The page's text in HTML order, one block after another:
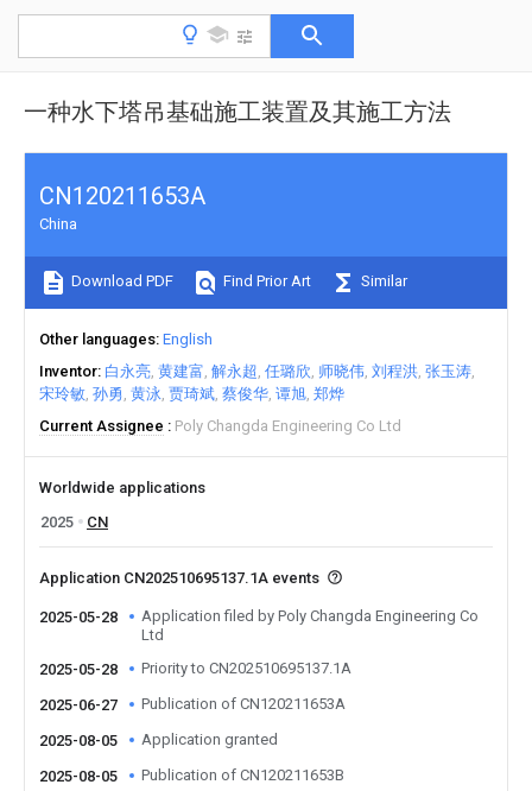
一种水下塔吊基础施工装置及其施工方法
CN120211653A
China
Download PDF Find Prior Art Similar
Other languages English
Inventor 白永亮 黄建富 解永超 任璐欣 师晓伟 刘程洪 张玉涛
宋玲敏 孙勇 黄泳 贾琦斌 蔡俊华 谭旭 郑烨
Current Assignee
Poly Changda Engineering Co Ltd
Worldwide applications
2025
CN
Application CN202510695137.1A events
2025-05-28
Application filed by Poly Changda Engineering Co
Ltd
2025-05-28
Priority to CN202510695137.1A
2025-06-27 Publication of CN120211653A
2025-08-05 Application granted
2025-08-05 Publication of CN120211653B